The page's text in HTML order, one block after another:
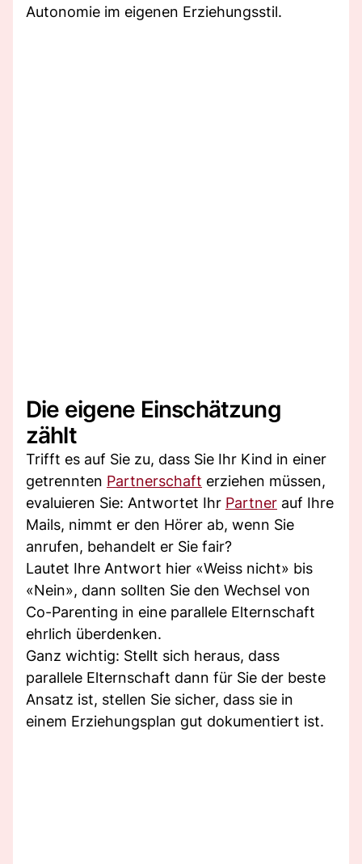
Autonomie im eigenen Erziehungsstil.
Die eigene Einschätzung
zählt
Trifft es auf Sie zu, dass Sie Ihr Kind in einer
getrennten Partnerschaft erziehen müssen,
evaluieren Sie: Antwortet Ihr Partner auf Ihre
Mails, nimmt er den Hörer ab, wenn Sie
anrufen, behandelt er Sie fair?
Lautet Ihre Antwort hier «Weiss nicht» bis
«Nein», dann sollten Sie den Wechsel von
Co-Parenting in eine parallele Elternschaft
ehrlich überdenken.
Ganz wichtig: Stellt sich heraus, dass
parallele Elternschaft dann für Sie der beste
Ansatz ist, stellen Sie sicher, dass sie in
einem Erziehungsplan gut dokumentiert ist.